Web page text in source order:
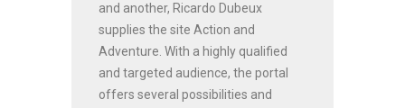
and another, Ricardo Dubeux
supplies the site Action and
Adventure. With a highly qualified
and targeted audience, the portal
offers several possibilities and